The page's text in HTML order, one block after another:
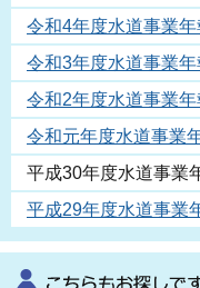
令和4年度水道事業年
令和3年度水道事業年
令和2年度水道事業年
令和元年度水道事業
平成30年度水道事業
平成29年度水道事業